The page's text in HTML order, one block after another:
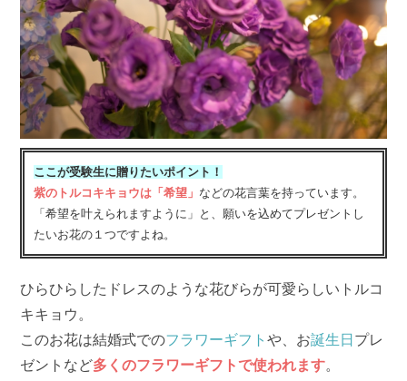
ここが受験生に贈りたいポイント！
紫のトルコキキョウは「希望」 などの花言葉を持っています。
「希望を叶えられますように」と、願いを込めてプレゼントし
たいお花の１つですよね。
ひらひらしたドレスのような花びらが可愛らしいトルコ
キキョウ。
このお花は結婚式でのフラワーギフトや、お誕生日 プレ
ゼントなど多くのフラワーギフトで使われます。